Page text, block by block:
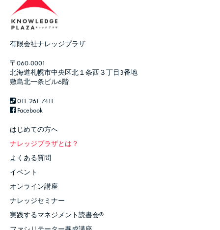
有限会社ナレッジプラザ
〒060-0001
北海道札幌市中央区北１条西３丁目3番地
敷島北一条ビル6階
011-261-7411
Facebook
はじめての方へ
ナレッジプラザとは？
よくある質問
イベント
オンライン講座
ナレッジセミナー
実践するマネジメント読書会®